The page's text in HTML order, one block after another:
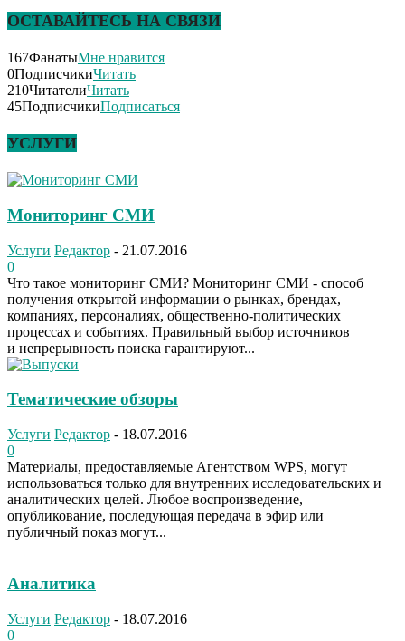
ОСТАВАЙТЕСЬ НА СВЯЗИ
167ФанатыМне нравится
0ПодписчикиЧитать
210ЧитателиЧитать
45ПодписчикиПодписаться
УСЛУГИ
Мониторинг СМИ
Услуги Редактор - 21.07.2016
0
Что такое мониторинг СМИ? Мониторинг СМИ - способ
получения открытой информации о рынках, брендах,
компаниях, персоналиях, общественно-политических
процессах и событиях. Правильный выбор источников
и непрерывность поиска гарантируют...
Тематические обзоры
Услуги Редактор - 18.07.2016
0
Материалы, предоставляемые Агентством WPS, могут
использоваться только для внутренних исследовательских и
аналитических целей. Любое воспроизведение,
опубликование, последующая передача в эфир или
публичный показ могут...
Аналитика
Услуги Редактор - 18.07.2016
0